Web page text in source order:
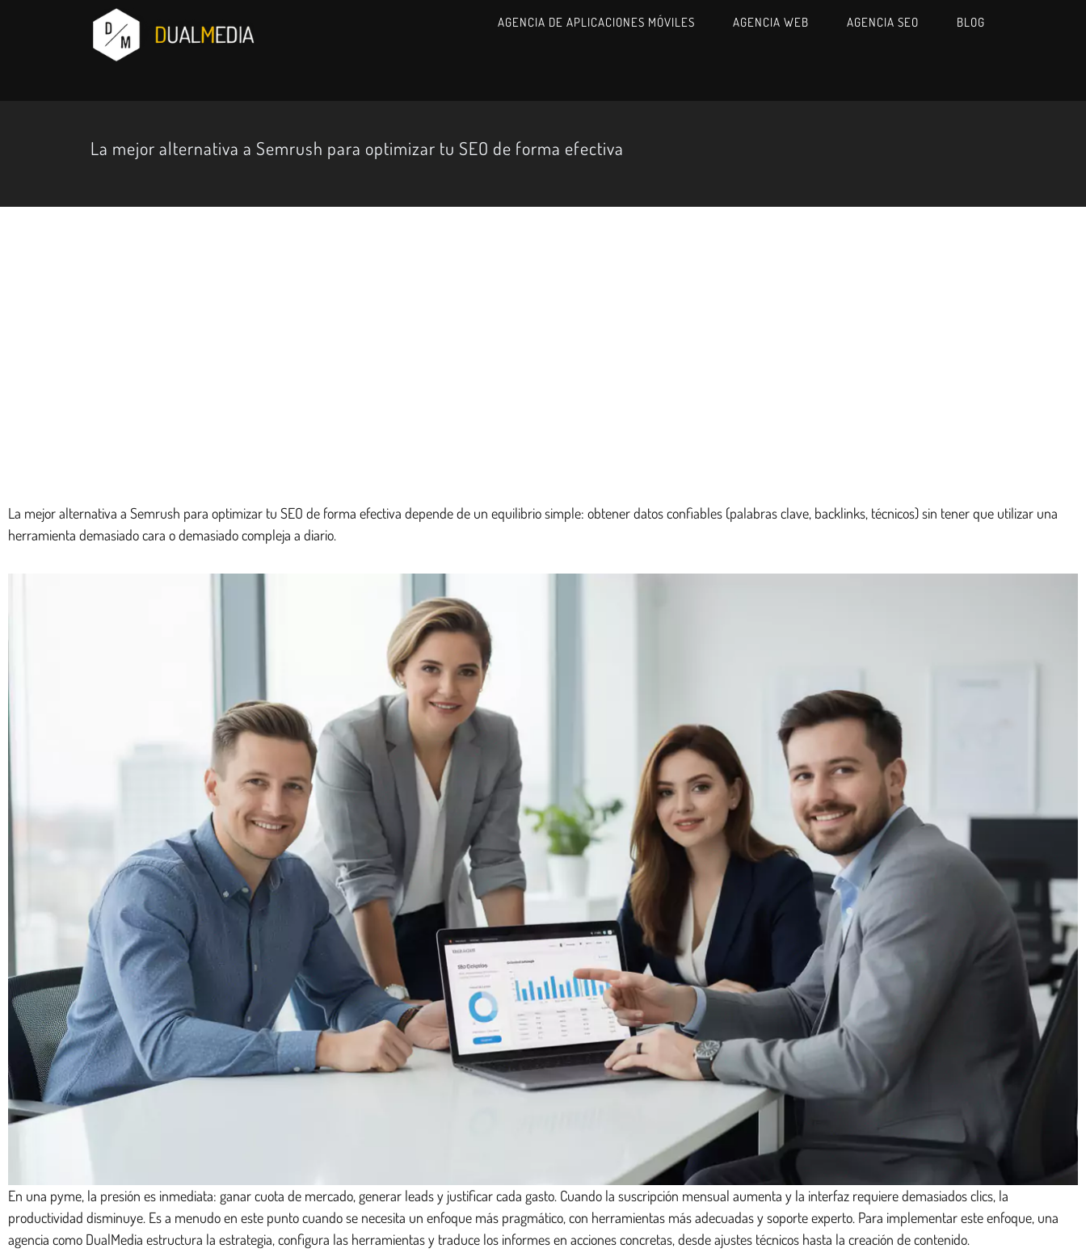
AGENCIA DE APLICACIONES MÓVILES AGENCIA WEB AGENCIA SEO BLOG
La mejor alternativa a Semrush para optimizar tu SEO de forma efectiva
La mejor alternativa a Semrush para optimizar tu SEO de forma efectiva depende de un equilibrio simple: obtener datos confiables (palabras clave, backlinks, técnicos) sin tener que utilizar una
herramienta demasiado cara o demasiado compleja a diario.
En una pyme, la presión es inmediata: ganar cuota de mercado, generar leads y justificar cada gasto. Cuando la suscripción mensual aumenta y la interfaz requiere demasiados clics, la
productividad disminuye. Es a menudo en este punto cuando se necesita un enfoque más pragmático, con herramientas más adecuadas y soporte experto. Para implementar este enfoque, una
agencia como DualMedia estructura la estrategia, configura las herramientas y traduce los informes en acciones concretas, desde ajustes técnicos hasta la creación de contenido.